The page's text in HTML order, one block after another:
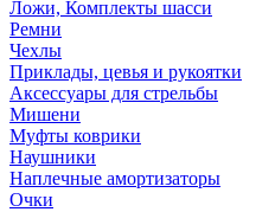
Ложи, Комплекты шасси
Ремни
Чехлы
Приклады, цевья и рукоятки
Аксессуары для стрельбы
Мишени
Муфты коврики
Наушники
Наплечные амортизаторы
Очки